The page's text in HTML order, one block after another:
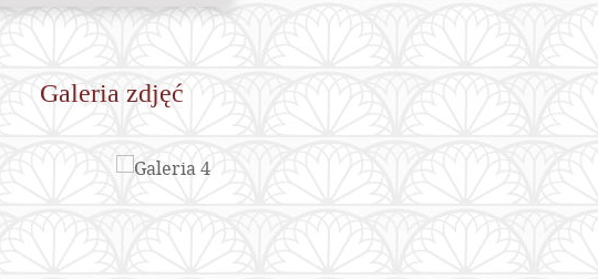
Galeria zdjęć